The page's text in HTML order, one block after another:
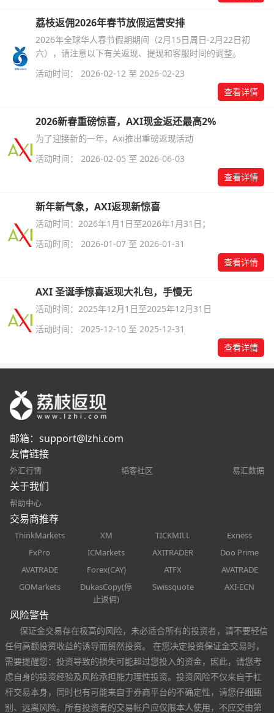
荔枝返佣2026年春节放假运营安排
2026年全球华人春节假期期间（2月15日周日-2月22日初
六），请注意以下有关返现、提现和客服时间的调整。
活动时间： 2026-02-12 至 2026-02-23
查看详情
2026新春重磅惊喜，AXI现金返还最高2%
为了迎接新的一年，Axi推出重磅返现活动
活动时间： 2026-02-05 至 2026-06-03
查看详情
新年新气象，AXI返现新惊喜
活动时间：2026年1月1日至2026年1月31日；
活动时间： 2026-01-07 至 2026-01-31
查看详情
AXI 圣诞季惊喜返现大礼包，手慢无
活动时间：2025年12月1日至2025年12月31日
活动时间： 2025-12-10 至 2025-12-31
查看详情
邮箱： support@lzhi.com
友情链接
外汇行情 韬客社区 易汇数据
关于我们
帮助中心
交易商推荐
ThinkMarkets XM TICKMILL
Exness
FxPro
ICMarkets AXITRADER
Doo Prime
AVATRADE
Forex(CAY) ATFX
AVATRADE
GOMarkets
DukasCopy(停
止返佣)
Swissquote AXI-ECN
风险警告
保证金交易存在极高的风险，未必适合所有的投资者，请不要轻信
任何高额投资收益的诱导而贸然投资。 在您决定投资保证金交易时，
需要提醒您：投资导致的损失可能超过您投入的资金，因此，请您考
虑自身的投资经验及风险承担能力理性投资。投资风险不仅来自于杠
杆交易本身，同时也有可能来自于券商平台的不确定性，请您仔细甄
别、远离风险。所有投资者的交易帐户应仅限本人使用，不应交由第